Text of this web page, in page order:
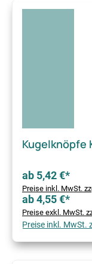
Kugelknöpfe
ab 5,42 €*
Preise inkl. MwSt.
ab 4,55 €*
Preise exkl. MwSt.
Preise inkl. MwSt.